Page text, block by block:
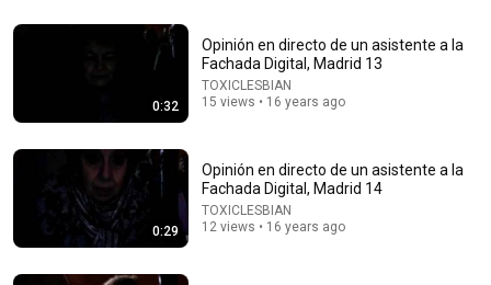
0:32
Opinión en directo de un asistente a la
Fachada Digital, Madrid 13
TOXICLESBIAN
15 views • 16 years ago
0:29
Opinión en directo de un asistente a la
Fachada Digital, Madrid 14
TOXICLESBIAN
12 views • 16 years ago